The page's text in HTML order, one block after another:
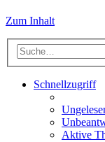
Zum Inhalt
Schnellzugriff
Aktive